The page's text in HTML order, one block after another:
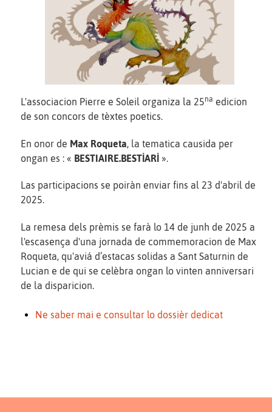
L'associacion Pierre e Soleil organiza la 25na edicion
de son concors de tèxtes poetics.
En onor de Max Roqueta, la tematica causida per
ongan es : « BESTIAIRE.BESTİARİ ».
Las participacions se poiràn enviar fins al 23 d'abril de
2025.
La remesa dels prèmis se farà lo 14 de junh de 2025 a
l'escasença d'una jornada de commemoracion de Max
Roqueta, qu'aviá d’estacas solidas a Sant Saturnin de
Lucian e de qui se celèbra ongan lo vinten anniversari
de la disparicion.
Ne saber mai e consultar lo dossièr dedicat